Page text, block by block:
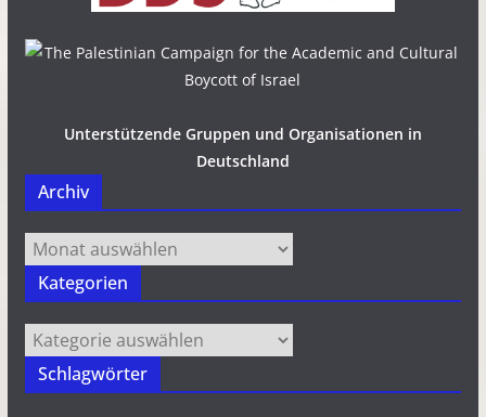
Unterstützende Gruppen und Organisationen in
Deutschland
Archiv
Archiv
Kategorien
Kategorien
Schlagwörter